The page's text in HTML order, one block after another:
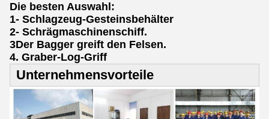
Die besten Auswahl:
1- Schlagzeug-Gesteinsbehälter
2- Schrägmaschinenschiff.
3Der Bagger greift den Felsen.
4. Graber-Log-Griff
Unternehmensvorteile